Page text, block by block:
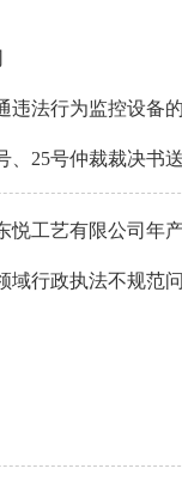
违法行为监控设备
、25号仲裁裁决书
工艺有限公司年
域行政执法不规范